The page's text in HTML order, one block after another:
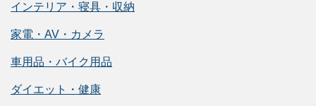
インテリア・寝具・収納
家電・AV・カメラ
車用品・バイク用品
ダイエット・健康